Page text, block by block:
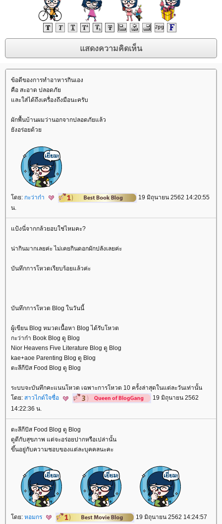
ข้อดีของการทำอาหารกินเอง
คือ สะอาด ปลอดภั
ละใส่ได้ถึงเครื่องถึงมือนะครับ
ผักพื้นบ้านผมว่านอกจากปลอดภัยแล้ว
ังอร่อยด้ว
ดย: กะว่าก๋า
19 มิถุนายน 2562 14:20:55
น.
ป้งนี่จากกล้วยอบใช่ไหมคะ?
น่ากินมากเลยค่ะ ไม่เคยกินดอกผักปลังเลยค่ะ
บันทึกการโหวตเรียบร้อยแล้วค่ะ
บันทึกการโหวต Blog ในวันนี้
ผู้เขียน Blog หมวดเนื้อหา Blog ได้รับโหวต
กะว่าก๋า Book Blog ดู Blog
Nior Heavens Five Literature Blog ดู Blog
kae+aoe Parenting Blog ดู Blog
ตะลีกีปัส Food Blog ดู Blog
ระบบจะบันทึกคะแนนโหวต เฉพาะการโหวต 10 ครั้งล่าสุดในแต่ละวันเท่านั้น
ดย: สาวไกด์ใจซื่อ
19 มิถุนายน 2562
14:22:36 น.
ตะลีกีปัส Food Blog ดู Blog
ดูดีกับสุขภาพ แต่จะอร่อยปากหรือเปล่านั้น
ขึ้นอยู่กับความชอบของแต่ละบุคคลนะคะ
ดย: หอมกร 19 มิถุนายน 2562 14:24:57